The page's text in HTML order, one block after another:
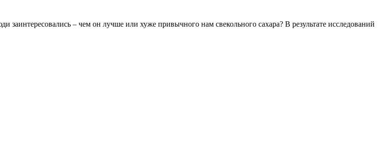
заинтересовались – чем он лучше или хуже привычного нам свекольного сахара? В результате исследований